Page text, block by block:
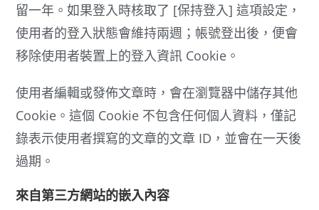
留一年。如果登入時核取了 [保持登入] 這項設定，
使用者的登入狀態會維持兩週；帳號登出後，便會
移除使用者裝置上的登入資訊 Cookie。
使用者編輯或發佈文章時，會在瀏覽器中儲存其他
Cookie。這個 Cookie 不包含任何個人資料，僅記
錄表示使用者撰寫的文章的文章 ID，並會在一天後
過期。
來自第三方網站的嵌入內容